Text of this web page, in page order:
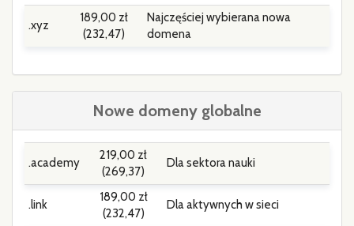
.xyz
189,00 zł
(232,47)
Najczęściej wybierana nowa
domena
Nowe domeny globalne
.academy
219,00 zł
(269,37)
Dla sektora nauki
.link
189,00 zł
(232,47)
Dla aktywnych w sieci